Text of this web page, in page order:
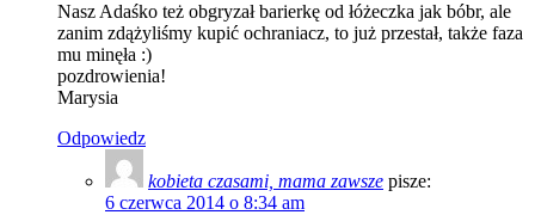
Nasz Adaśko też obgryzał barierkę od łóżeczka jak bóbr, ale
zanim zdążyliśmy kupić ochraniacz, to już przestał, także faza
mu minęła :)
pozdrowienia!
Marysia
Odpowiedz
kobieta czasami, mama zawsze pisze:
6 czerwca 2014 o 8:34 am